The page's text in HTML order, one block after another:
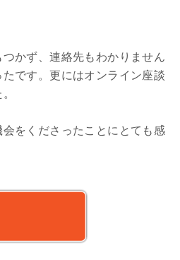
かず、連絡先もわかりません
です。更にはオンライン座談
をくださったことにとても感